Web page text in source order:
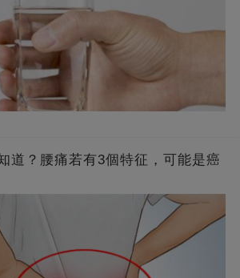
道？腰痛若有3個特征，可能是癌